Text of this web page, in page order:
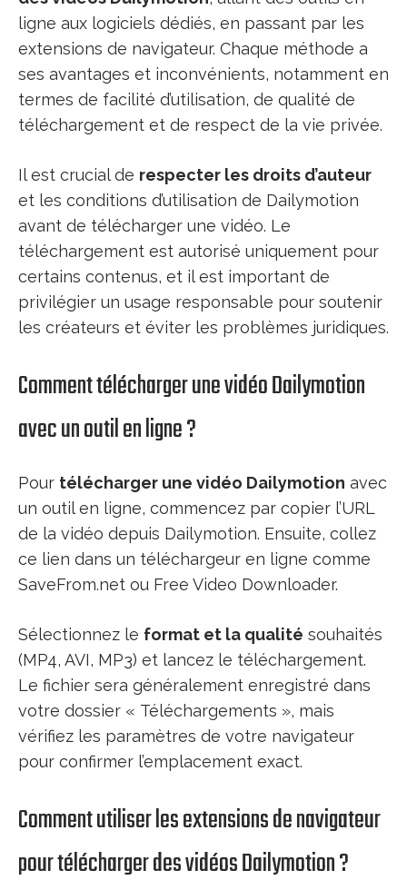
ligne aux logiciels dédiés, en passant par les
extensions de navigateur. Chaque méthode a
ses avantages et inconvénients, notamment en
termes de facilité d’utilisation, de qualité de
téléchargement et de respect de la vie privée.
Il est crucial de respecter les droits d’auteur
et les conditions d’utilisation de Dailymotion
avant de télécharger une vidéo. Le
téléchargement est autorisé uniquement pour
certains contenus, et il est important de
privilégier un usage responsable pour soutenir
les créateurs et éviter les problèmes juridiques.
Comment télécharger une vidéo Dailymotion
avec un outil en ligne ?
Pour télécharger une vidéo Dailymotion avec
un outil en ligne, commencez par copier l’URL
de la vidéo depuis Dailymotion. Ensuite, collez
ce lien dans un téléchargeur en ligne comme
SaveFrom.net ou Free Video Downloader.
Sélectionnez le format et la qualité souhaités
(MP4, AVI, MP3) et lancez le téléchargement.
Le fichier sera généralement enregistré dans
votre dossier « Téléchargements », mais
vérifiez les paramètres de votre navigateur
pour confirmer l’emplacement exact.
Comment utiliser les extensions de navigateur
pour télécharger des vidéos Dailymotion ?